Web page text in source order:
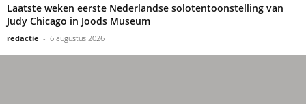
Laatste weken eerste Nederlandse solotentoonstelling van
Judy Chicago in Joods Museum
redactie - 6 augustus 2026